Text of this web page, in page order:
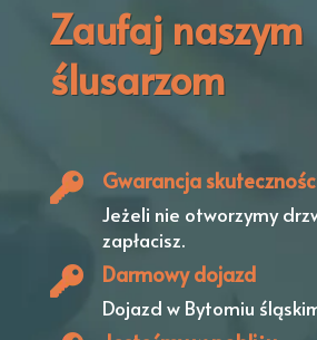
Zaufaj naszym
ślusarzom
Gwarancja
Jeżeli nie otworzymy
zapłacisz.
Darmowy dojazd
Dojazd w Bytomiu